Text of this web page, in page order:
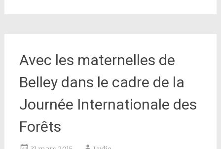
Avec les maternelles de
Belley dans le cadre de la
Journée Internationale des
Forêts